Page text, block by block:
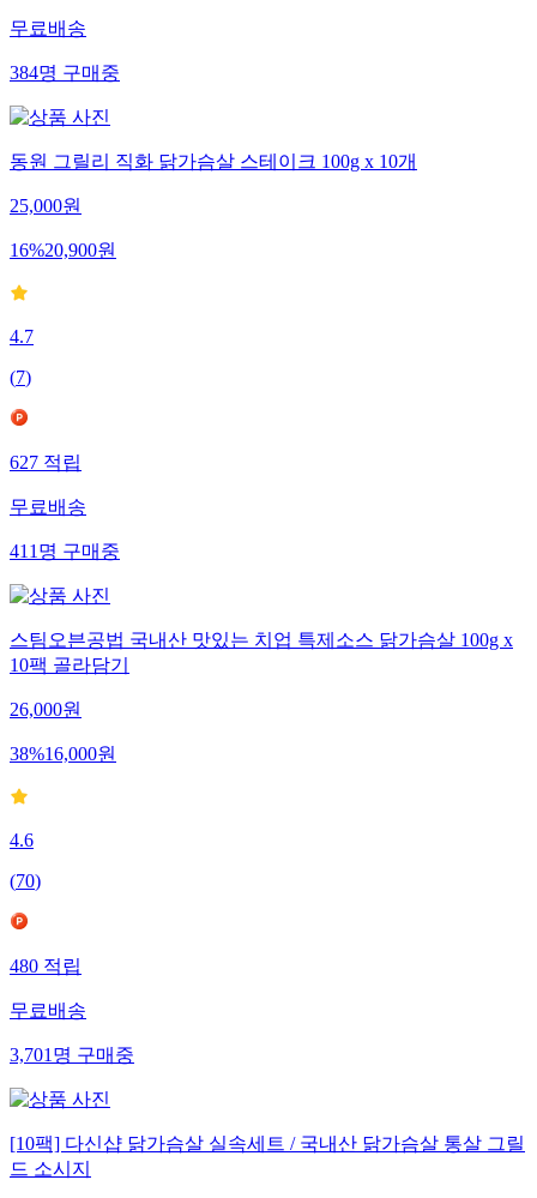
무료배송
384명구매중
동원 그릴리 직화 닭가슴살 스테이크 100g x 10개
25,000원
16%20,900원
4.7
(7)
627적립
무료배송
411명구매중
스팀오븐공법 국내산 맛있는 치업 특제소스 닭가슴살 100g x
10팩 골라담기
26,000원
38%16,000원
4.6
(70)
480적립
무료배송
3,701명구매중
[10팩] 다신샵 닭가슴살 실속세트 / 국내산 닭가슴살 통살 그릴
드 소시지